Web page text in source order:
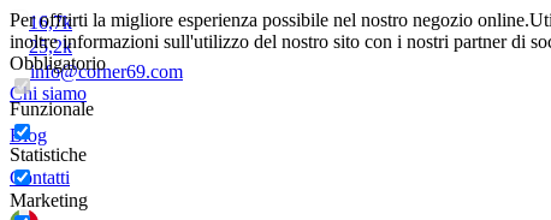
Per offrirti la migliore esperienza possibile nel nostro negozio online.
inoltre informazioni sull'utilizzo del nostro sito con i nostri partner di
Obbligatorio
Funzionale
Statistiche
Marketing
16,7k
25,2k
info@corner69.com
Chi siamo
Blog
Contatti